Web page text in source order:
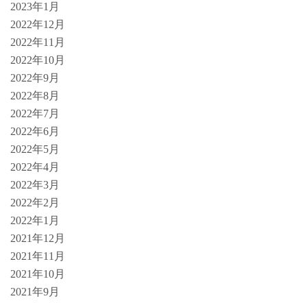
2023年1月
2022年12月
2022年11月
2022年10月
2022年9月
2022年8月
2022年7月
2022年6月
2022年5月
2022年4月
2022年3月
2022年2月
2022年1月
2021年12月
2021年11月
2021年10月
2021年9月